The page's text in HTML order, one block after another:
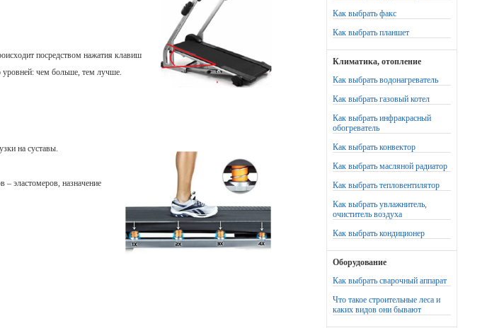
посредством нажатия клавиш
уровней: чем больше, тем лучше.
на суставы.
– эластомеров, назначение
Как выбрать факс
Как выбрать планшет
Климатика, отопление
Как выбрать водонагреватель
Как выбрать газовый котел
Как выбрать инфракрасный
обогреватель
Как выбрать конвектор
Как выбрать масляной радиатор
Как выбрать тепловентилятор
Как выбрать увлажнитель,
очиститель воздуха
Как выбрать кондиционер
Оборудование
Как выбрать сварочный аппарат
Что такое строительные леса и
каких видов они бывают